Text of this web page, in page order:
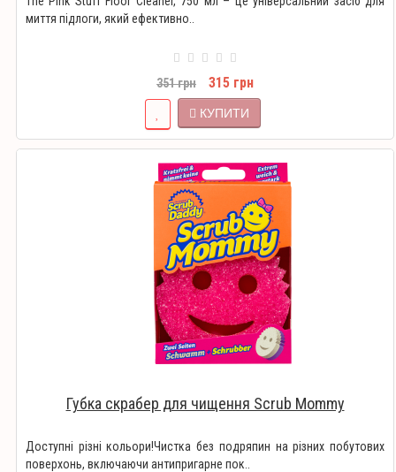
миття підлоги, який ефективно..
351 грн 315 грн
КУПИТИ
Губка скрабер для чищення Scrub Mommy
Доступні різні кольори!Чистка без подряпин на різних побутових
поверхонь, включаючи антипригарне пок..